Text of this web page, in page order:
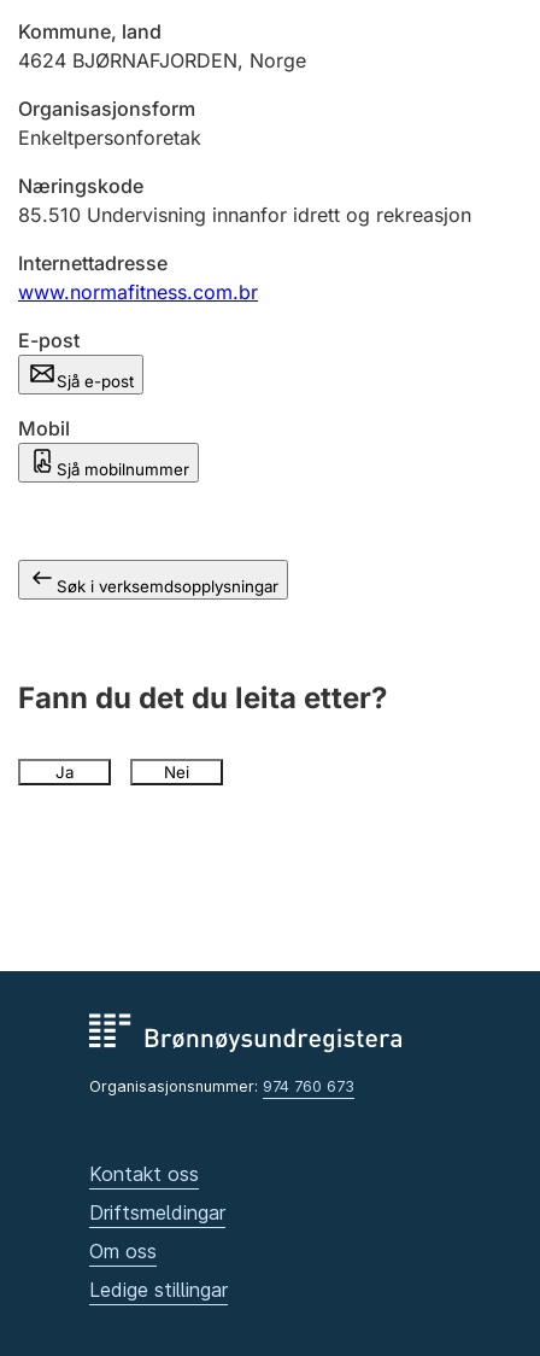
Ektepaktrettleiaren
Andre tema
Kommune, land
4624 BJØRNAFJORDEN, Norge
Organisasjonsform
Enkeltpersonforetak
Næringskode
85.510 Undervisning innanfor idrett og rekreasjon
Internettadresse
www.normafitness.com.br
E-post
Sjå e-post
Mobil
Sjå mobilnummer
Søk i verksemdsopplysningar
Fann du det du leita etter?
Ja Nei
Organisasjonsnummer: 974 760 673
Kontakt oss
Driftsmeldingar
Om oss
Ledige stillingar